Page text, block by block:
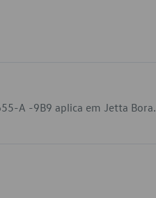
A -9B9 aplica em Jetta Bora.